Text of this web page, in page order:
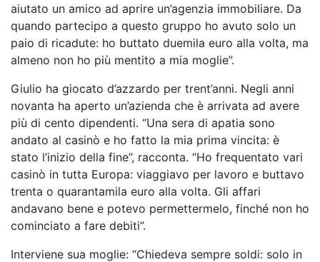
aiutato un amico ad aprire un’agenzia immobiliare. Da
quando partecipo a questo gruppo ho avuto solo un
paio di ricadute: ho buttato duemila euro alla volta, ma
almeno non ho più mentito a mia moglie”.
Giulio ha giocato d’azzardo per trent’anni. Negli anni
novanta ha aperto un’azienda che è arrivata ad avere
più di cento dipendenti. “Una sera di apatia sono
andato al casinò e ho fatto la mia prima vincita: è
stato l’inizio della fine”, racconta. “Ho frequentato vari
casinò in tutta Europa: viaggiavo per lavoro e buttavo
trenta o quarantamila euro alla volta. Gli affari
andavano bene e potevo permettermelo, finché non ho
cominciato a fare debiti”.
Interviene sua moglie: “Chiedeva sempre soldi: solo in